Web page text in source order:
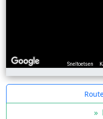
Sneltoetsen
»